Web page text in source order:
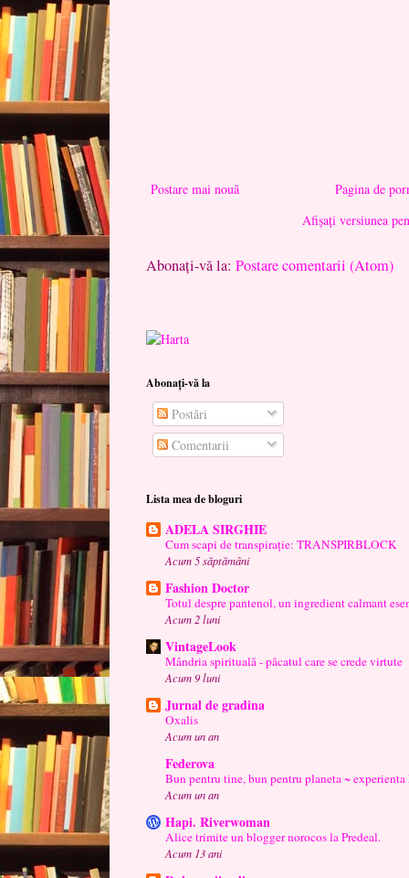
Postare mai nouă
Pagina de
Afișați versiunea
Abonați-vă la: Postare comentarii (Atom)
Abonați-vă la
Postări
Comentarii
Lista mea de bloguri
ADELA SIRGHIE
Cum scapi de transpirație: TRANSPIRBLOCK
Acum 5 săptămâni
Fashion Doctor
Totul despre pantenol, un ingredient calmant
Acum 2 luni
VintageLook
Mândria spirituală - păcatul care se crede virtute
Acum 9 luni
Jurnal de gradina
Oxalis
Acum un an
Federova
Bun pentru tine, bun pentru planeta ~ experienta
Acum un an
Hapi. Riverwoman
Alice trimite un blogger norocos la Predeal.
Acum 13 ani